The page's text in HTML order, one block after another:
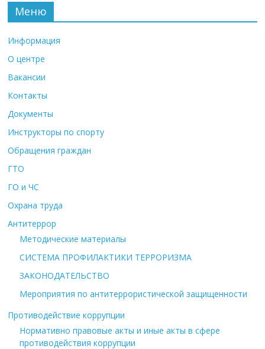
Меню
Информация
О центре
Вакансии
Контакты
Документы
Инструкторы по спорту
Обращения граждан
ГТО
ГО и ЧС
Охрана труда
Антитеррор
Методические материалы
СИСТЕМА ПРОФИЛАКТИКИ ТЕРРОРИЗМА
ЗАКОНОДАТЕЛЬСТВО
Мероприятия по антитеррористической защищенности
Противодействие коррупции
Нормативно правовые акты и иные акты в сфере
противодействия коррупции